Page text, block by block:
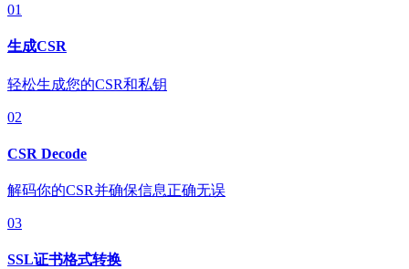
01
生成CSR
轻松生成您的CSR和私钥
02
CSR Decode
解码你的CSR并确保信息正确无误
03
SSL证书格式转换